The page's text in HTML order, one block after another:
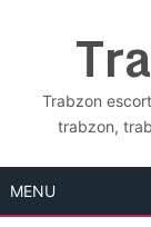
Trabzon
trabzon,
MENU